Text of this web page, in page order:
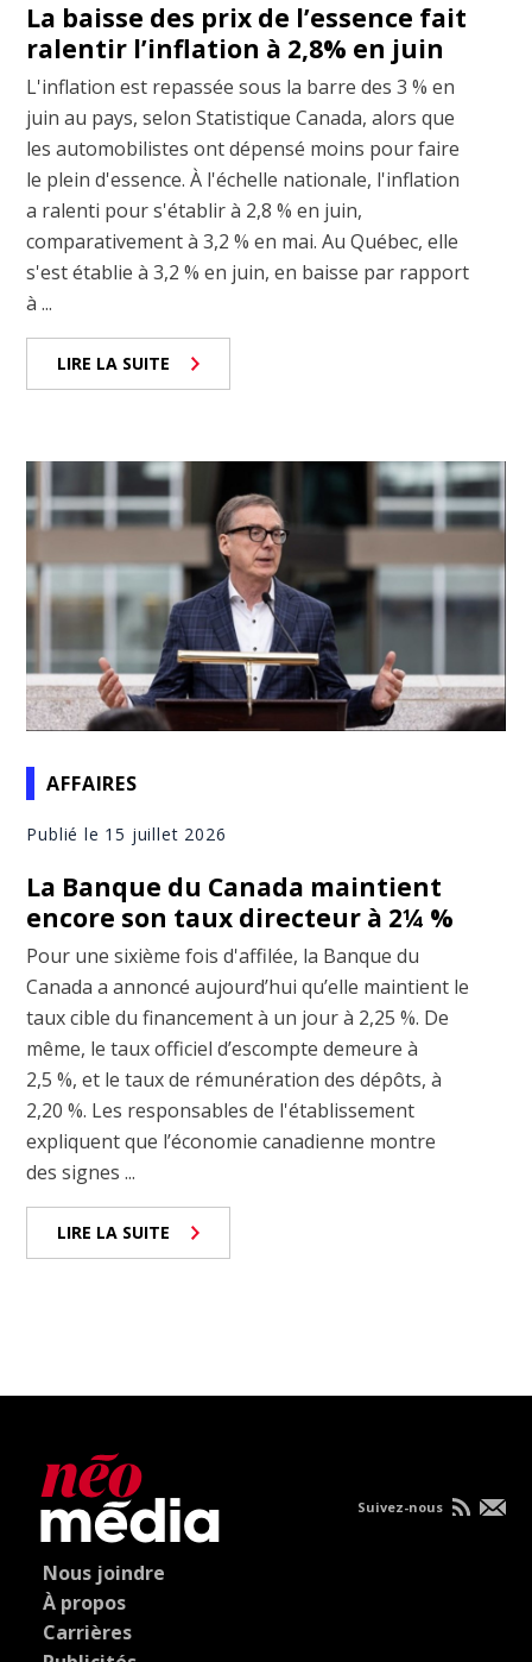
La baisse des prix de l’essence fait
ralentir l’inflation à 2,8% en juin
L'inflation est repassée sous la barre des 3 % en
juin au pays, selon Statistique Canada, alors que
les automobilistes ont dépensé moins pour faire
le plein d'essence. À l'échelle nationale, l'inflation
a ralenti pour s'établir à 2,8 % en juin,
comparativement à 3,2 % en mai. Au Québec, elle
s'est établie à 3,2 % en juin, en baisse par rapport
à ...
LIRE LA SUITE
AFFAIRES
Publié le 15 juillet 2026
La Banque du Canada maintient
encore son taux directeur à 2¼ %
Pour une sixième fois d'affilée, la Banque du
Canada a annoncé aujourd’hui qu’elle maintient le
taux cible du financement à un jour à 2,25 %. De
même, le taux officiel d’escompte demeure à
2,5 %, et le taux de rémunération des dépôts, à
2,20 %. Les responsables de l'établissement
expliquent que l’économie canadienne montre
des signes ...
LIRE LA SUITE
Nous joindre
À propos
Carrières
Suivez-nous